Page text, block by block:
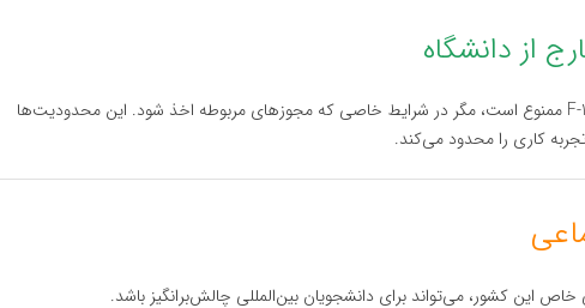
کار کردن خارج از دانشگاه برای دانشجویان با ویزای F-1 ممنوع است، مگر در شرایط خاصی که مجوزهای مربوطه اخذ شود. این محدودیت‌ها
کاری را محدود می‌کند.
خاص این کشور، می‌تواند برای دانشجویان بین‌المللی چالش‌برانگیز باشد.